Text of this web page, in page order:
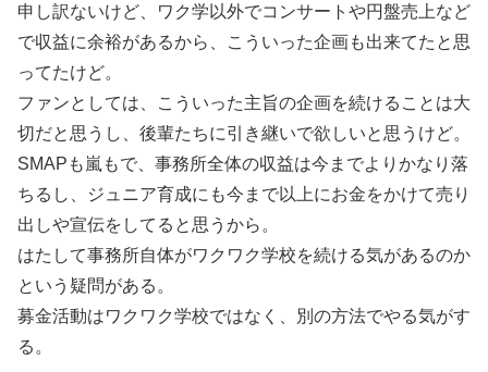
申し訳ないけど、ワク学以外でコンサートや円盤売上など
で収益に余裕があるから、こういった企画も出来てたと思
ってたけど。
ファンとしては、こういった主旨の企画を続けることは大
切だと思うし、後輩たちに引き継いで欲しいと思うけど。
SMAPも嵐もで、事務所全体の収益は今までよりかなり落
ちるし、ジュニア育成にも今まで以上にお金をかけて売り
出しや宣伝をしてると思うから。
はたして事務所自体がワクワク学校を続ける気があるのか
という疑問がある。
募金活動はワクワク学校ではなく、別の方法でやる気がす
る。